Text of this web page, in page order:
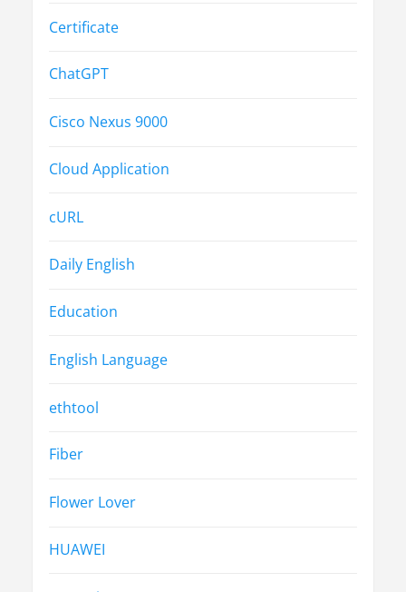
Certificate
ChatGPT
Cisco Nexus 9000
Cloud Application
cURL
Daily English
Education
English Language
ethtool
Fiber
Flower Lover
HUAWEI